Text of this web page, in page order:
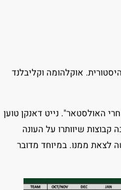
אוקלהומה וקליבלנד
האולסטאר". נייט דאנקן טוען
שיוותרו על העונה
לצאת ממנו. במיוחד מדובר